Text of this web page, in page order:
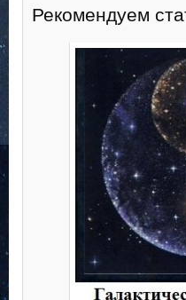
Рекомендуем